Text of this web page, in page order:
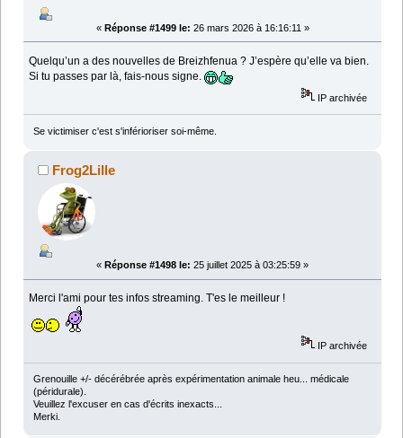
« Réponse #1499 le: 26 mars 2026 à 16:16:11 »
Quelqu’un a des nouvelles de Breizhfenua ? J’espère qu’elle va bien.
Si tu passes par là, fais-nous signe.
IP archivée
Se victimiser c'est s'inférioriser soi-même.
Frog2Lille
« Réponse #1498 le: 25 juillet 2025 à 03:25:59 »
Merci l'ami pour tes infos streaming. T'es le meilleur !
IP archivée
Grenouille +/- décérébrée après expérimentation animale heu... médicale
(péridurale).
Veuillez l'excuser en cas d'écrits inexacts...
Merki.